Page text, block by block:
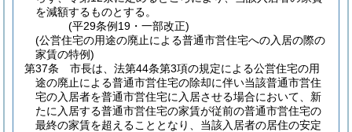
を減額するものとする。
(平29条例19・一部改正)
(公営住宅の用途の廃止による普通市営住宅への入居の際の
家賃の特例)
第37条
市長は、法第44条第3項の規定による公営住宅の用
途の廃止による普通市営住宅の除却に伴い当該普通市営住
宅の入居者を普通市営住宅に入居させる場合において、新
たに入居する普通市営住宅の家賃が従前の普通市営住宅の
最終の家賃を超えることとなり、当該入居者の居住の安定